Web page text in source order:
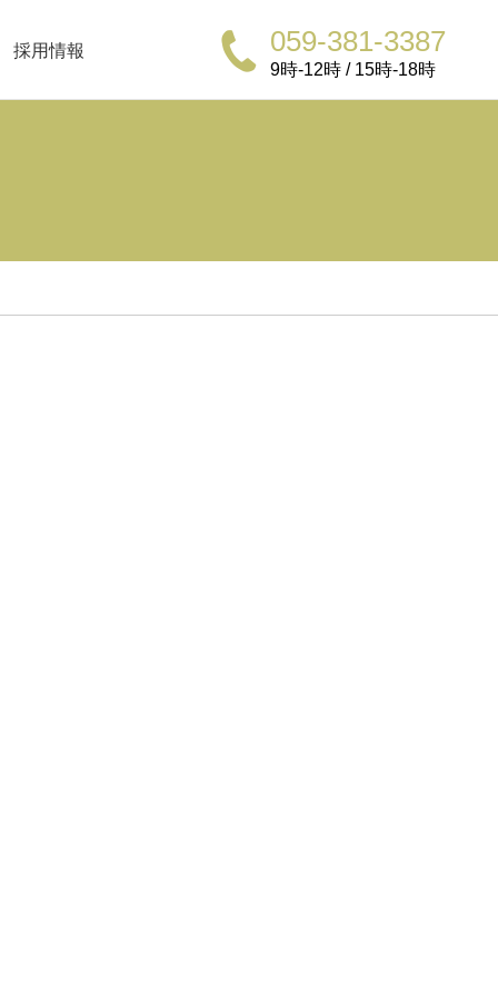
採用情報 059-381-3387
9時-12時 / 15時-18時